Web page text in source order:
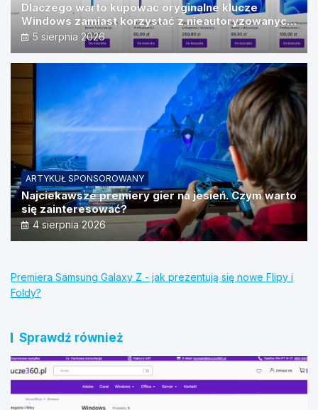
Dlaczego warto kupować oryginalne klucze
Windows zamiast korzystać z nieautoryzowanych
źródeł?
5 sierpnia 2026
ARTYKUŁ SPONSOROWANY
Najciekawsze premiery gier na jesień. Czym warto
się zainteresować?
4 sierpnia 2026
Premiera Samsung Galaxy Z - jak prezentują się nowe Flipy i
Foldy?
Sprawdź również